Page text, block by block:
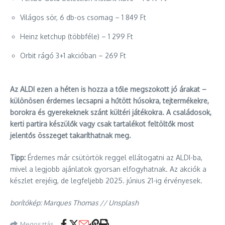
Világos sör, 6 db-os csomag – 1 849 Ft
Heinz ketchup (többféle) – 1 299 Ft
Orbit rágó 3+1 akcióban – 269 Ft
Az ALDI ezen a héten is hozza a tőle megszokott jó árakat –
különösen érdemes lecsapni a hűtött húsokra, tejtermékekre,
borokra és gyerekeknek szánt kültéri játékokra. A családosok,
kerti partira készülők vagy csak tartalékot feltöltők most
jelentős összeget takaríthatnak meg.
Tipp: Érdemes már csütörtök reggel ellátogatni az ALDI-ba,
mivel a legjobb ajánlatok gyorsan elfogyhatnak. Az akciók a
készlet erejéig, de legfeljebb 2025. június 21-ig érvényesek.
borítókép: Marques Thomas // Unsplash